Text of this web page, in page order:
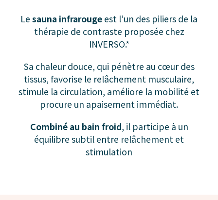
Le sauna infrarouge est l’un des piliers de la
thérapie de contraste proposée chez
INVERSO.*
Sa chaleur douce, qui pénètre au cœur des
tissus, favorise le relâchement musculaire,
stimule la circulation, améliore la mobilité et
procure un apaisement immédiat.
Combiné au bain froid, il participe à un
équilibre subtil entre relâchement et
stimulation